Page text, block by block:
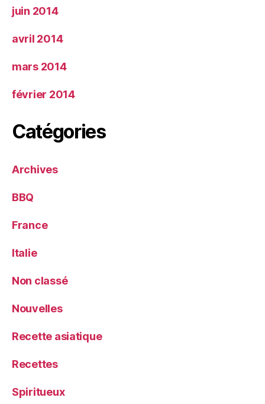
juin 2014
avril 2014
mars 2014
février 2014
Catégories
Archives
BBQ
France
Italie
Non classé
Nouvelles
Recette asiatique
Recettes
Spiritueux